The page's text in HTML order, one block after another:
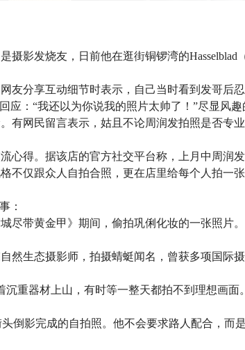
摄影发烧友，日前他在逛街铜锣湾的Hasselblad
友分享互动细节时表示，自己当时看到发哥后
：“我还以为你说我的照片太帅了！”尽显风趣
有网民留言表示，姑且不论周润发拍照是否专
得。据该店的官方社交平台称，上月中周润
不仅跟众人自拍合照，更在店里给每个人拍一
：
尽带黄金甲》期间，偷拍巩俐化妆的一张照片
然生态摄影师，拍摄蜻蜓闻名，曾获多项国际
重器材上山，有时等一整天都拍不到理想画面
倒影完成的自拍照。他不会要求路人配合，而